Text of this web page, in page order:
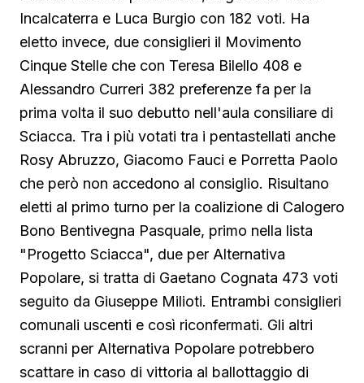
Incalcaterra e Luca Burgio con 182 voti. Ha
eletto invece, due consiglieri il Movimento
Cinque Stelle che con Teresa Bilello 408 e
Alessandro Curreri 382 preferenze fa per la
prima volta il suo debutto nell'aula consiliare di
Sciacca. Tra i più votati tra i pentastellati anche
Rosy Abruzzo, Giacomo Fauci e Porretta Paolo
che però non accedono al consiglio. Risultano
eletti al primo turno per la coalizione di Calogero
Bono Bentivegna Pasquale, primo nella lista
"Progetto Sciacca", due per Alternativa
Popolare, si tratta di Gaetano Cognata 473 voti
seguito da Giuseppe Milioti. Entrambi consiglieri
comunali uscenti e così riconfermati. Gli altri
scranni per Alternativa Popolare potrebbero
scattare in caso di vittoria al ballottaggio di